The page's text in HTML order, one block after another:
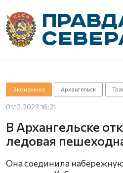
Экономика Архангельск
01.12.2023 16:21
В Архангельске
ледовая
Она соединила